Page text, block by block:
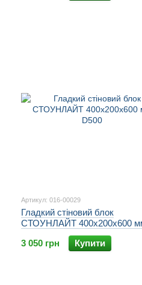
Артикул: 016-00029
Гладкий стіновий блок
СТОУНЛАЙТ 400х200х600
3 050 грн
Купити